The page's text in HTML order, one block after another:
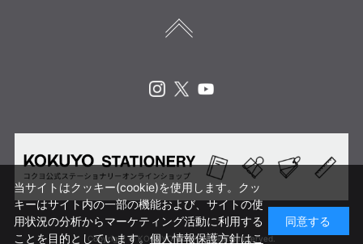
Copyright © KOKUYO CORP. All rights reserved.
当サイトはクッキー(cookie)を使用します。クッ
キーはサイト内の一部の機能および、サイトの使
用状況の分析からマーケティング活動に利用する
ことを目的としています。個人情報保護方針はこ
同意する